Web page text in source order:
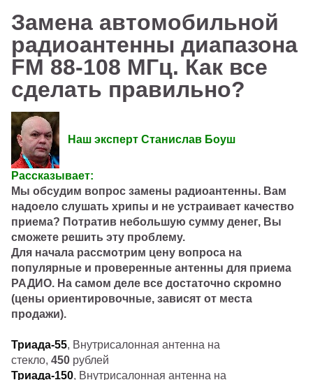
Замена автомобильной
радиоантенны диапазона
FM 88-108 МГц. Как все
сделать правильно?
Наш эксперт Станислав Боуш
Рассказывает:
Мы обсудим вопрос замены радиоантенны. Вам
надоело слушать хрипы и не устраивает качество
приема? Потратив небольшую сумму денег, Вы
сможете решить эту проблему.
Для начала рассмотрим цену вопроса на
популярные и проверенные антенны для приема
РАДИО. На самом деле все достаточно скромно
(цены ориентировочные, зависят от места
продажи).
Триада-55, Внутрисалонная антенна на
стекло, 450 рублей
Триада-150, Внутрисалонная антенна на